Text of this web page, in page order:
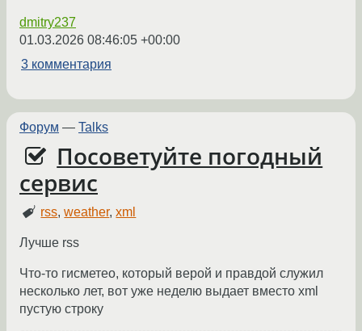
dmitry237
01.03.2026 08:46:05 +00:00
3 комментария
Форум — Talks
Посоветуйте погодный
сервис
rss,weather,xml
Лучше rss
Что-то гисметео, который верой и правдой служил
несколько лет, вот уже неделю выдает вместо xml
пустую строку